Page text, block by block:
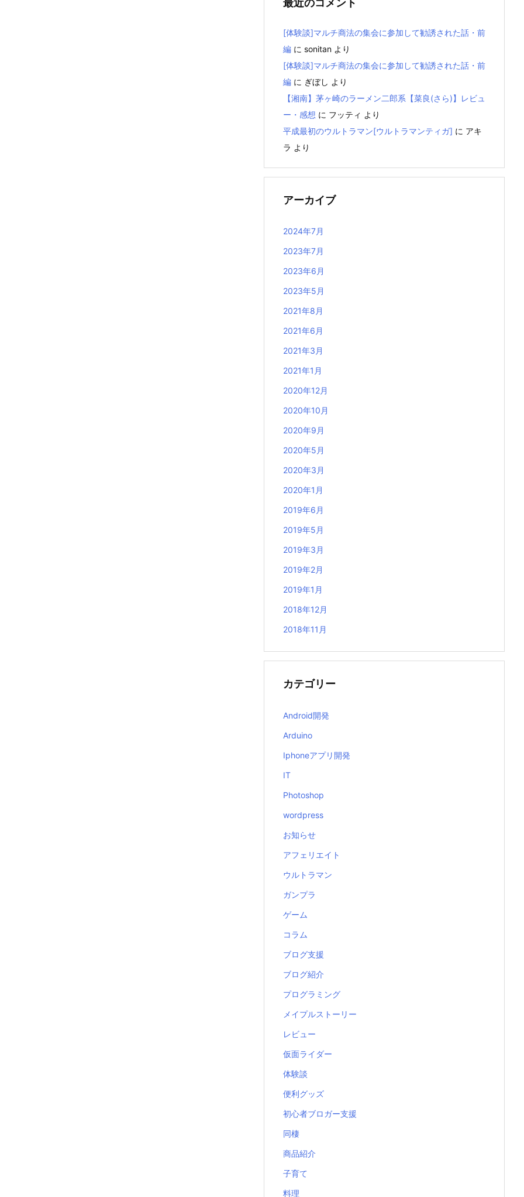
最近のコメント
[体験談]マルチ商法の集会に参加して勧誘された話・前
編 に sonitan より
[体験談]マルチ商法の集会に参加して勧誘された話・前
編 に ぎぼし より
【湘南】茅ヶ崎のラーメン二郎系【菜良(さら)】レビュ
ー・感想 に フッティ より
平成最初のウルトラマン[ウルトラマンティガ] に アキ
ラ より
アーカイブ
2024年7月
2023年7月
2023年6月
2023年5月
2021年8月
2021年6月
2021年3月
2021年1月
2020年12月
2020年10月
2020年9月
2020年5月
2020年3月
2020年1月
2019年6月
2019年5月
2019年3月
2019年2月
2019年1月
2018年12月
2018年11月
カテゴリー
Android開発
Arduino
Iphoneアプリ開発
IT
Photoshop
wordpress
お知らせ
アフェリエイト
ウルトラマン
ガンプラ
ゲーム
コラム
ブログ支援
ブログ紹介
プログラミング
メイプルストーリー
レビュー
仮面ライダー
体験談
便利グッズ
初心者ブロガー支援
同棲
商品紹介
子育て
料理